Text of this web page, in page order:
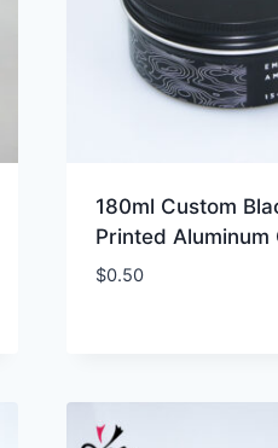
180ml Custom
Printed Aluminum
$0.50